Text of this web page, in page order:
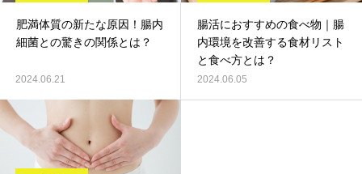
肥満体質の新たな原因！腸内
細菌との驚きの関係とは？
2024.06.21
腸活におすすめの食べ物｜腸
内環境を改善する食材リスト
と食べ方とは？
2024.06.05